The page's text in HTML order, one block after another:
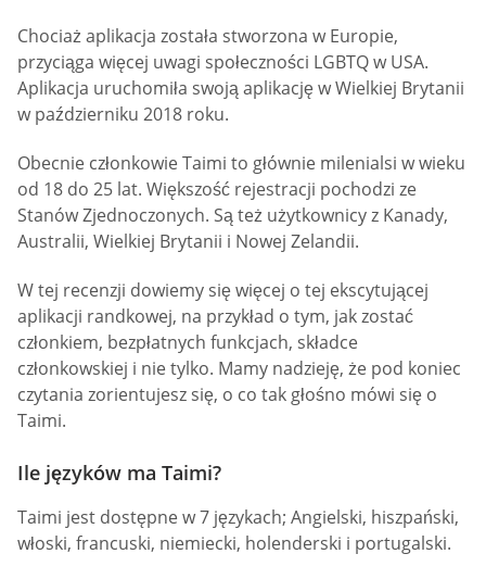
Chociaż aplikacja została stworzona w Europie,
przyciąga więcej uwagi społeczności LGBTQ w USA.
Aplikacja uruchomiła swoją aplikację w Wielkiej Brytanii
w październiku 2018 roku.
Obecnie członkowie Taimi to głównie milenialsi w wieku
od 18 do 25 lat. Większość rejestracji pochodzi ze
Stanów Zjednoczonych. Są też użytkownicy z Kanady,
Australii, Wielkiej Brytanii i Nowej Zelandii.
W tej recenzji dowiemy się więcej o tej ekscytującej
aplikacji randkowej, na przykład o tym, jak zostać
członkiem, bezpłatnych funkcjach, składce
członkowskiej i nie tylko. Mamy nadzieję, że pod koniec
czytania zorientujesz się, o co tak głośno mówi się o
Taimi.
Ile języków ma Taimi?
Taimi jest dostępne w 7 językach; Angielski, hiszpański,
włoski, francuski, niemiecki, holenderski i portugalski.